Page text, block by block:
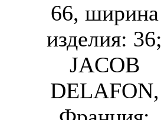
66, ширина
изделия: 36;
JACOB
DELAFON,